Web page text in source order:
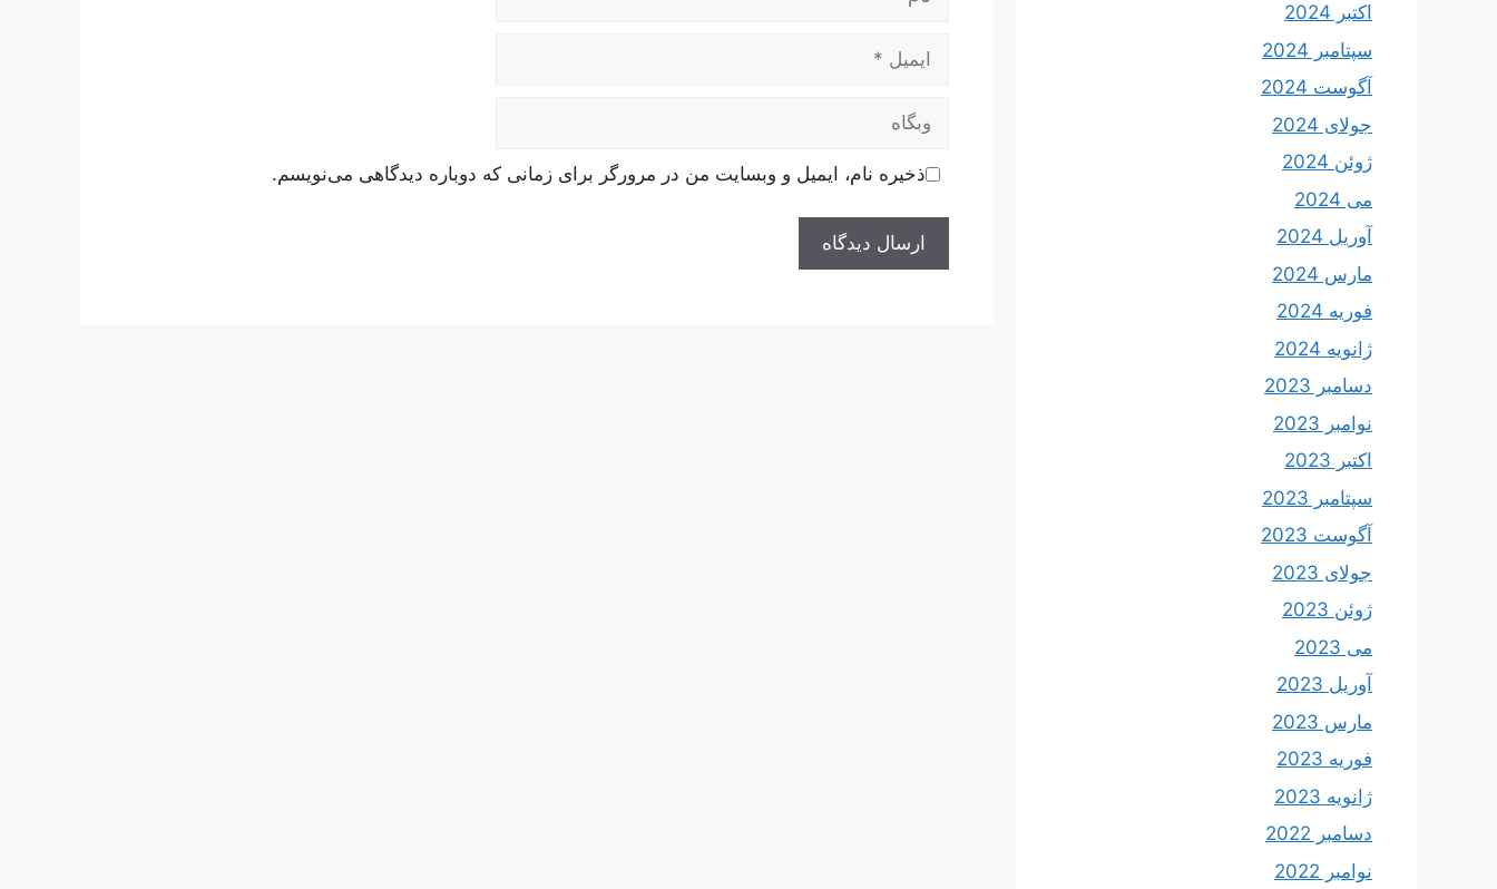
ایمیل
وبگاه
ذخیره نام، ایمیل و وبسایت من در مرورگر برای زمانی که دوباره دیدگاهی می‌نویسم.
اکتبر 2024
سپتامبر 2024
آگوست 2024
جولای 2024
ژوئن 2024
می 2024
آوریل 2024
مارس 2024
فوریه 2024
ژانویه 2024
دسامبر 2023
نوامبر 2023
اکتبر 2023
سپتامبر 2023
آگوست 2023
جولای 2023
ژوئن 2023
می 2023
آوریل 2023
مارس 2023
فوریه 2023
ژانویه 2023
دسامبر 2022
نوامبر 2022